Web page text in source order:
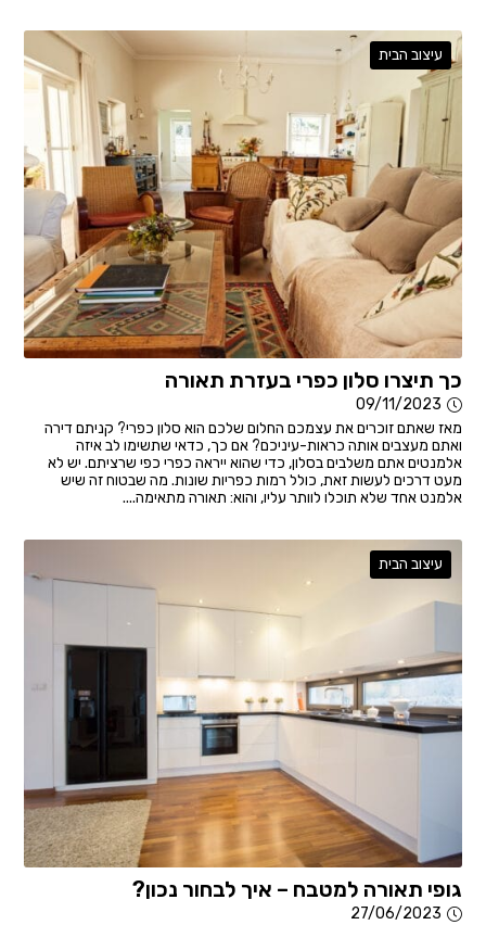
עיצוב הבית
כך תיצרו סלון כפרי בעזרת תאורה
09/11/2023
מאז שאתם זוכרים את עצמכם החלום שלכם הוא סלון כפרי? קניתם דירה
ואתם מעצבים אותה כראות-עיניכם? אם כך, כדאי שתשימו לב איזה
אלמנטים אתם משלבים בסלון, כדי שהוא ייראה כפרי כפי שרציתם. יש לא
מעט דרכים לעשות זאת, כולל רמות כפריות שונות. מה שבטוח זה שיש
אלמנט אחד שלא תוכלו לוותר עליו, והוא: תאורה מתאימה....
עיצוב הבית
גופי תאורה למטבח – איך לבחור נכון?
27/06/2023